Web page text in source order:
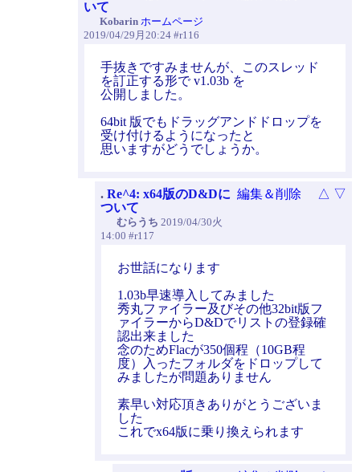
いて
Kobarin ホームページ
2019/04/29月20:24 #r116
手抜きですみませんが、このスレッド
を訂正する形で v1.03b を
公開しました。
64bit 版でもドラッグアンドドロップを
受け付けるようになったと
思いますがどうでしょうか。
. Re^4: x64版のD&Dに
ついて
むらうち 2019/04/30火
14:00 #r117
編集＆削除 △ ▽
お世話になります
1.03b早速導入してみました
秀丸ファイラー及びその他32bit版フ
ァイラーからD&Dでリストの登録確
認出来ました
念のためFlacが350個程（10GB程
度）入ったフォルダをドロップして
みましたが問題ありません
素早い対応頂きありがとうございま
した
これでx64版に乗り換えられます